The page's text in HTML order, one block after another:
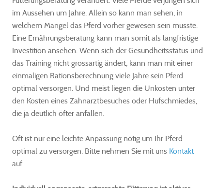
im Aussehen um Jahre. Allein so kann man sehen, in
welchem Mangel das Pferd vorher gewesen sein musste.
Eine Ernährungsberatung kann man somit als langfristige
Investition ansehen: Wenn sich der Gesundheitsstatus und
das Training nicht grossartig ändert, kann man mit einer
einmaligen Rationsberechnung viele Jahre sein Pferd
optimal versorgen. Und meist liegen die Unkosten unter
den Kosten eines Zahnarztbesuches oder Hufschmiedes,
die ja deutlich öfter anfallen.
Oft ist nur eine leichte Anpassung nötig um Ihr Pferd
optimal zu versorgen. Bitte nehmen Sie mit uns Kontakt
auf.